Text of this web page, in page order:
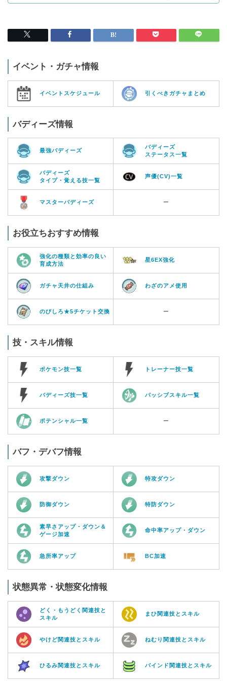
イベント・ガチャ情報
イベントスケジュール 引くべきガチャまとめ
バディーズ情報
最強バディーズ
バディーズ
ステータス一覧
バディーズ
タイプ・覚える技一覧
声優(CV)一覧
マスターバディーズ ー
お役立ちおすすめ情報
強化の種類と効率の良い
育成方法
星6EX強化
ガチャ天井の仕組み わざのアメ使用
のびしろ★5チケット交換 ー
技・スキル情報
ポケモン技一覧 トレーナー技一覧
バディーズ技一覧 パッシブスキル一覧
ポテンシャル一覧 ー
バフ・デバフ情報
攻撃ダウン 特攻ダウン
防御ダウン 特防ダウン
素早さアップ・ダウン＆
ゲージ加速
命中率アップ・ダウン
急所率アップ BC加速
状態異常・状態変化情報
どく・もうどく関連技と
スキル
まひ関連技とスキル
やけど関連技とスキル ねむり関連技とスキル
ひるみ関連技とスキル バインド関連技とスキル